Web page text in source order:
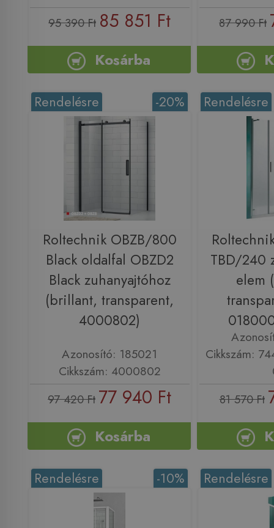
95 390 Ft 85 851 Ft
Kosárba
87 990 Ft
-20%
Rendelésre
Roltechnik OBZB/800
Black oldalfal OBZD2
Black zuhanyajtóhoz
(brillant, transparent,
4000802)
Azonosító: 185021
Cikkszám: 4000802
97 420 Ft 77 940 Ft
Kosárba
Rendelésre
TBD/240
elem
Cikkszám:
81 570 Ft
-10%
Rendelésre Rendelésre